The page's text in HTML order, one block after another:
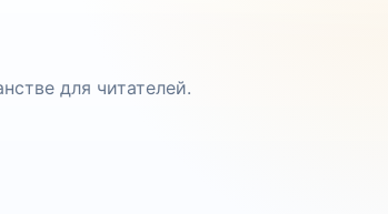
для читателей.